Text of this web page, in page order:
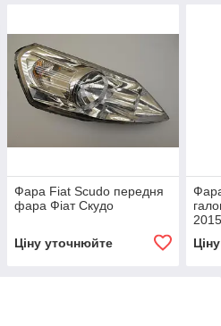
Фара Fiat Scudo передня
фара Фіат Скудо
Ціну уточнюйте